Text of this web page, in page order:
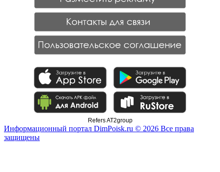
Refers AT2group
Информационный портал DimPoisk.ru © 2026 Все права
защищены